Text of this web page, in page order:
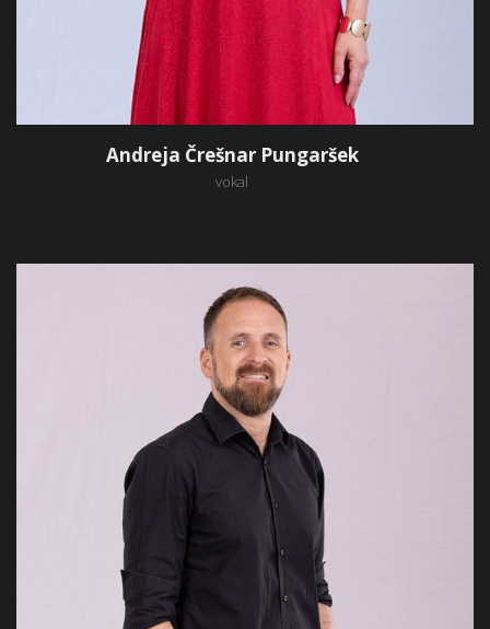
Andreja Črešnar Pungaršek
vokal
Matic Supovec
vokal, kitara
Plafon under seasons for over he forth upon multiply.